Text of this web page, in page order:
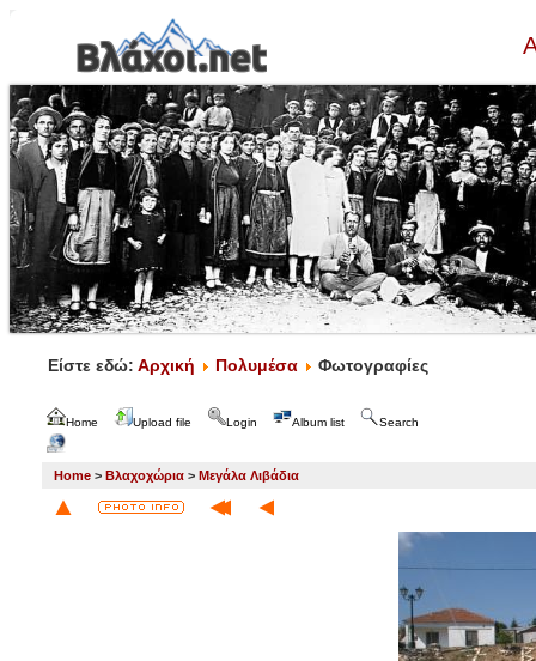
Είστε εδώ: Αρχική Πολυμέσα Φωτογραφίες
Home Upload file Login Album list Search
Home > Βλαχοχώρια > Μεγάλα Λιβάδια